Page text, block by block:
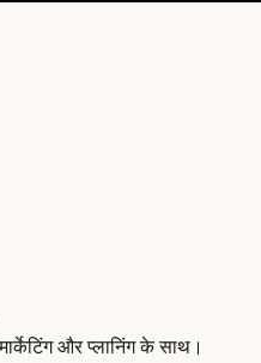
और प्लानिंग के साथ।